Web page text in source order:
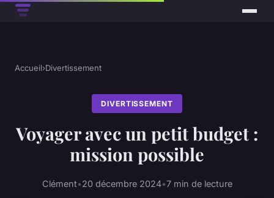
Accueil›Divertissement
DIVERTISSEMENT
Voyager avec un petit budget :
mission possible
Clément•20 décembre 2024•7 min de lecture